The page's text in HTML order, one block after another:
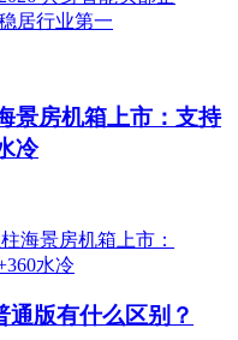
景房机箱上市：支持
冷
通版有什么区别？